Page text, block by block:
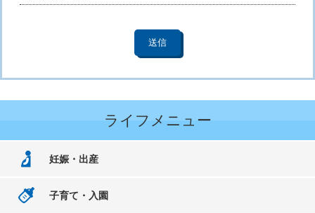
ライフメニュー
妊娠・出産
子育て・入園